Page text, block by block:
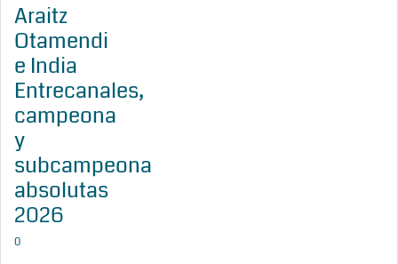
Araitz
Otamendi
e India
Entrecanales,
campeona
y
subcampeona
absolutas
2026
0